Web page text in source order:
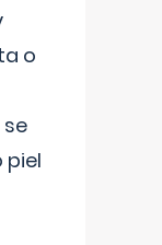
o
piel